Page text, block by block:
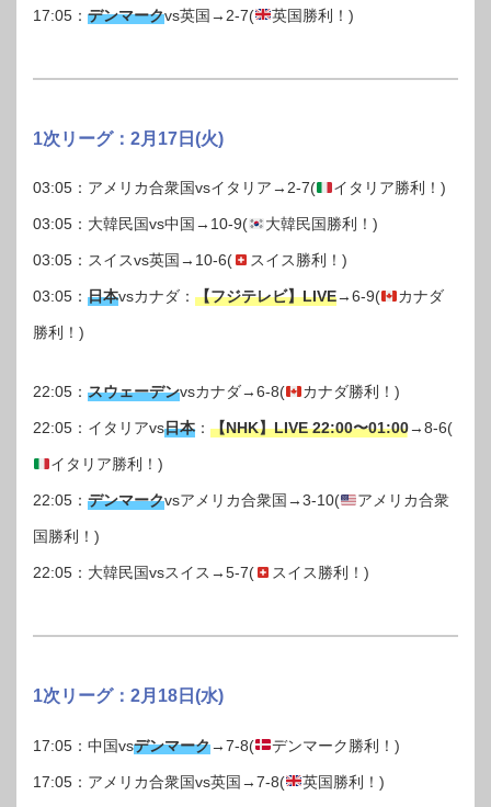
17:05： デンマークvs英国→2-7( 英国勝利！)
1次リーグ：2月17日(火)
03:05：アメリカ合衆国vsイタリア→2-7( イタリア勝利！)
03:05：大韓民国vs中国→10-9( 大韓民国勝利！)
03:05：スイスvs英国→10-6( スイス勝利！)
03:05： 日本vsカナダ： 【フジテレビ】LIVE→6-9( カナダ
勝利！)
22:05： スウェーデンvsカナダ→6-8( カナダ勝利！)
22:05：イタリアvs日本 ： 【NHK】LIVE 22:00〜01:00→8-6(
イタリア勝利！)
22:05： デンマークvsアメリカ合衆国→3-10( アメリカ合衆
国勝利！)
22:05：大韓民国vsスイス→5-7( スイス勝利！)
1次リーグ：2月18日(水)
17:05：中国vsデンマーク→7-8( デンマーク勝利！)
17:05：アメリカ合衆国vs英国→7-8( 英国勝利！)